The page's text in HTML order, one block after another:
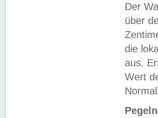
Der
über
die
aus.
Wert